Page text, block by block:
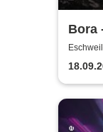
Bora